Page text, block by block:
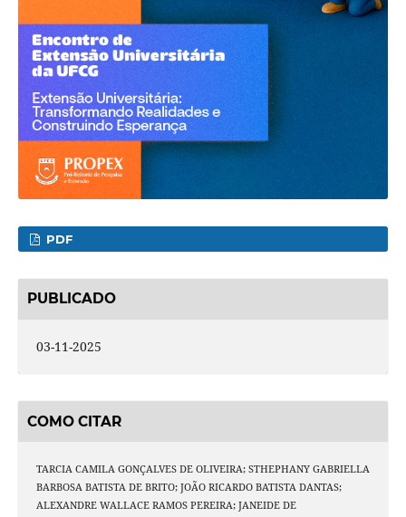
PDF
PUBLICADO
03-11-2025
COMO CITAR
TARCIA CAMILA GONÇALVES DE OLIVEIRA; STHEPHANY GABRIELLA
BARBOSA BATISTA DE BRITO; JOÃO RICARDO BATISTA DANTAS;
ALEXANDRE WALLACE RAMOS PEREIRA; JANEIDE DE